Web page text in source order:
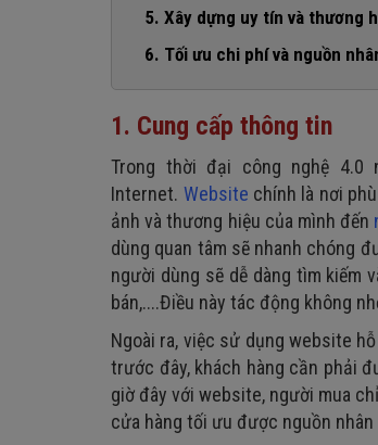
5. Xây dựng uy tín và thương
6. Tối ưu chi phí và nguồn
1. Cung cấp thông tin
Trong thời đại công nghệ 4.0
Internet. Website chính là nơi
ảnh và thương hiệu của mình đến
dùng quan tâm sẽ nhanh chóng
người dùng sẽ dễ dàng tìm kiếm
bán,....Điều này tác động không
Ngoài ra, việc sử dụng website
trước đây, khách hàng cần phải
giờ đây với website, người mua
cửa hàng tối ưu được nguồn